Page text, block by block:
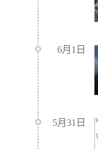
6月1日
5月31日